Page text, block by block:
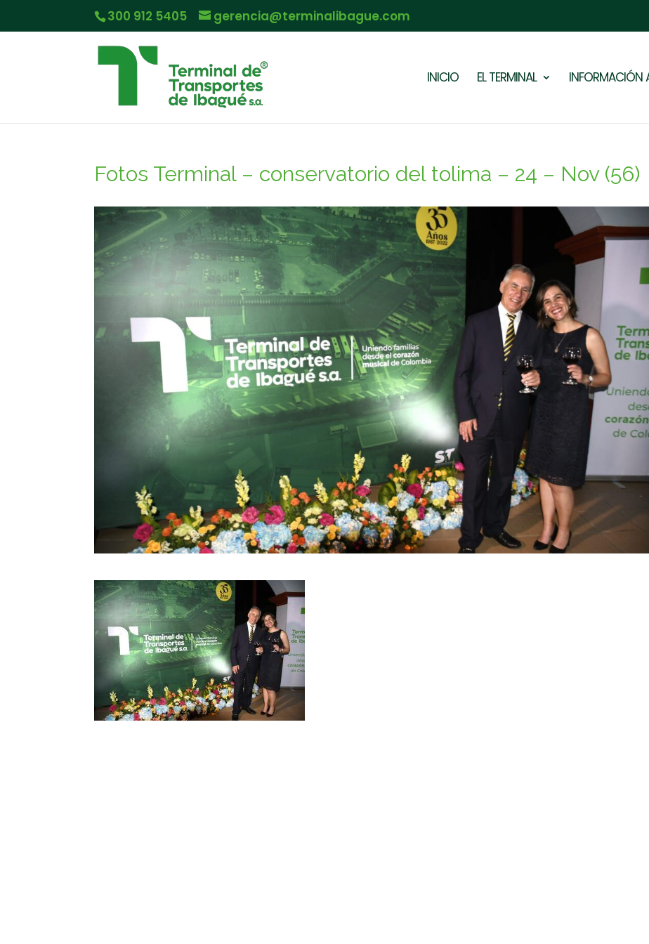
300 912 5405 gerencia@terminalibague.com
INICIO EL TERMINAL INFORMACIÓN
Fotos Terminal – conservatorio del tolima – 24 – Nov (56)